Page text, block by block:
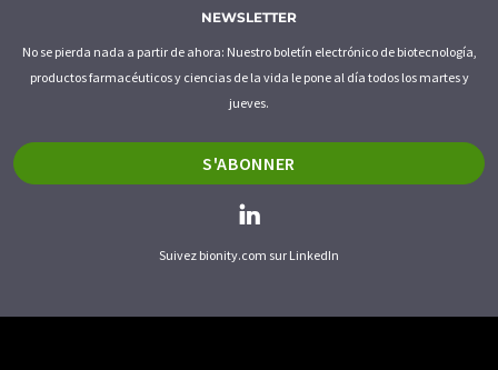
NEWSLETTER
No se pierda nada a partir de ahora: Nuestro boletín electrónico de biotecnología,
productos farmacéuticos y ciencias de la vida le pone al día todos los martes y
jueves.
S'ABONNER
Suivez bionity.com sur LinkedIn